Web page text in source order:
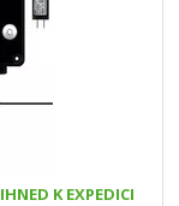
IHNED K EXPEDICI